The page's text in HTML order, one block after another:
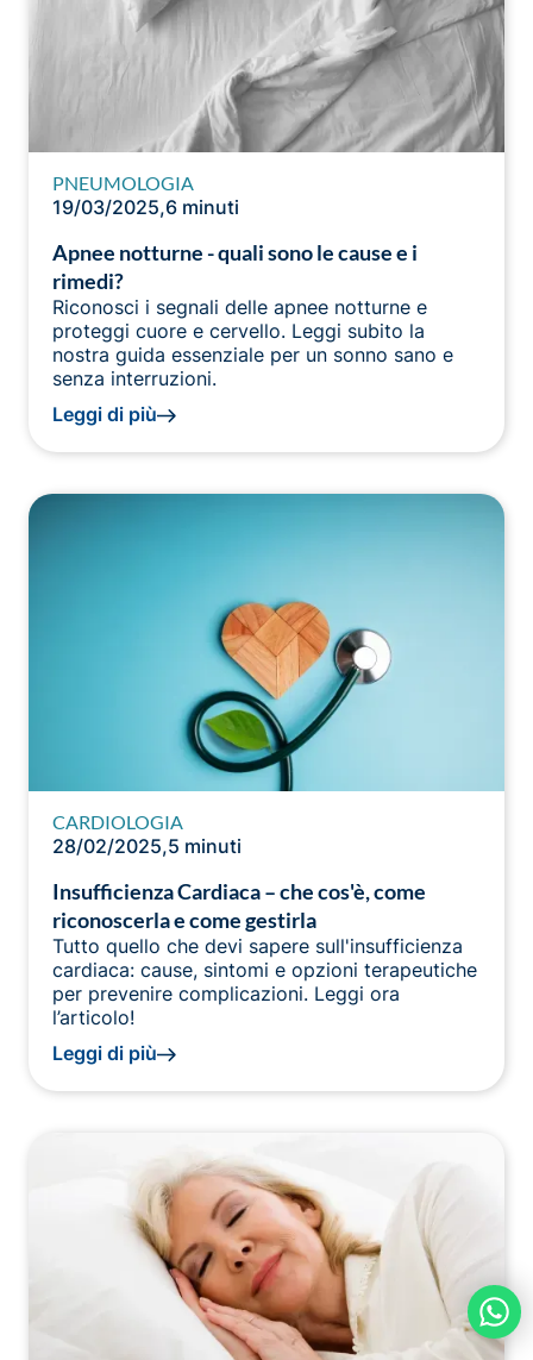
PNEUMOLOGIA
19/03/2025,6 minuti
Apnee notturne - quali sono le cause e i
rimedi?
Riconosci i segnali delle apnee notturne e
proteggi cuore e cervello. Leggi subito la
nostra guida essenziale per un sonno sano e
senza interruzioni.
Leggi di più
CARDIOLOGIA
28/02/2025,5 minuti
Insufficienza Cardiaca – che cos'è, come
riconoscerla e come gestirla
Tutto quello che devi sapere sull'insufficienza
cardiaca: cause, sintomi e opzioni terapeutiche
per prevenire complicazioni. Leggi ora
l’articolo!
Leggi di più